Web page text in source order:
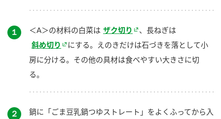
１ ＜A＞の材料の白菜は ザク切り
、長ねぎは
斜め切り
にする。えのきだけは石づきを落として小
房に分ける。その他の具材は食べやすい大きさに切
る。
２
鍋に「ごま豆乳鍋つゆストレート」をよくふってから入